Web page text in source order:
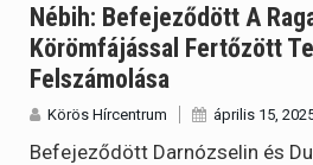
Nébih: Befejeződött A
Körömfájással Fertőzött
Felszámolása
Körös Hírcentrum április 15,
Befejeződött Darnózselin és